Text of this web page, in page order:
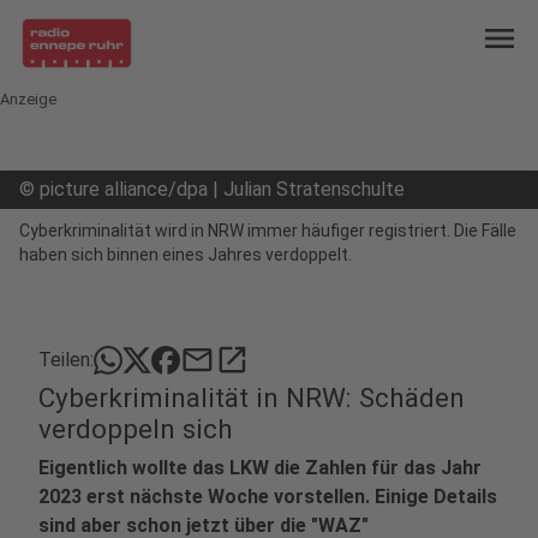
menu
Anzeige
© picture alliance/dpa | Julian Stratenschulte
Cyberkriminalität wird in NRW immer häufiger registriert. Die Fälle
haben sich binnen eines Jahres verdoppelt.
Teilen: mailopen_in_new
Cyberkriminalität in NRW: Schäden
verdoppeln sich
Eigentlich wollte das LKW die Zahlen für das Jahr
2023 erst nächste Woche vorstellen. Einige Details
sind aber schon jetzt über die "WAZ"